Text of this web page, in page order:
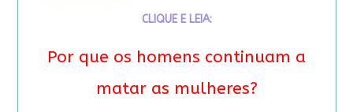
CLIQUE E LEIA:
Por que os homens continuam a
matar as mulheres?